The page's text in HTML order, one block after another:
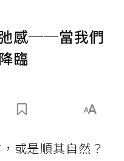
感──當我們
臨
或是順其自然？